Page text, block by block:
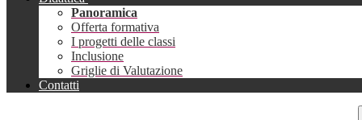
Panoramica
Offerta formativa
I progetti delle classi
Inclusione
Griglie di Valutazione
Contatti